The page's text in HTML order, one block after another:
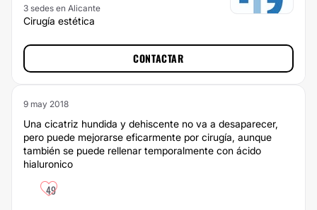
3 sedes en Alicante
Cirugía estética
CONTACTAR
9 may 2018
Una cicatriz hundida y dehiscente no va a desaparecer,
pero puede mejorarse eficarmente por cirugía, aunque
también se puede rellenar temporalmente con ácido
hialuronico
49